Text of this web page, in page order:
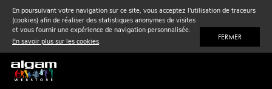
En poursuivant votre navigation sur ce site, vous acceptez l'utilisation de traceurs
(cookies) afin de réaliser des statistiques anonymes de visites
et vous fournir une expérience de navigation personnalisée.
En savoir plus sur les cookies. FERMER
Vent& Violon
Accessoires